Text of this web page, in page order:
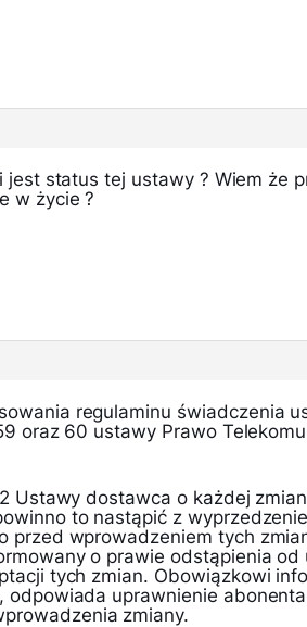
jest status tej ustawy ? Wiem że
w życie ?
regulaminu świadczenia
oraz 60 ustawy Prawo
Ustawy dostawca o każdej
to nastąpić z
przed wprowadzeniem tych
o prawie odstąpienia
tych zmian. Obowiązkowi
odpowiada uprawnienie
zmiany.